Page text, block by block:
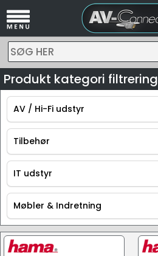
SØG HER
Produkt kategori filtrering
AV / Hi-Fi udstyr
AV / Hi-Fi udstyr
Tilbehør
Tilbehør
IT udstyr
IT udstyr
Møbler & Indretning
Møbler & Indretning